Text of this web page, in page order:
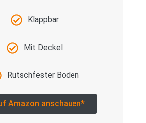
Klappbar
Mit Deckel
Rutschfester Boden
Amazon anschauen*